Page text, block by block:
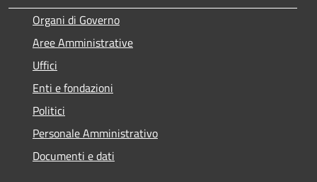
Organi di Governo
Aree Amministrative
Uffici
Enti e fondazioni
Politici
Personale Amministrativo
Documenti e dati